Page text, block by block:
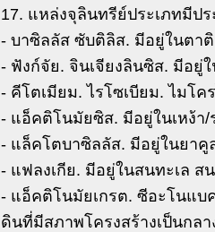
17. แหล่งจุลินทรีย์ประเภทมีป
- บาซิลลัส ซับติลิส. มีอยู่ในตา
- ฟังก์จัย. จินเจียงลินซิส. มีอยู่ใ
- คีโตเมียม. ไรโซเบียม. ไมโค
- แอ็คติโนมัยซิส. มีอยู่ในเหง้า
- แล็คโตบาซิลลัส. มีอยู่ในยาคู
- แฟลงเกีย. มีอยู่ในสนทะเล ส
- แอ็คติโนมัยเกรต. ซีอะโนแบ
ดินที่มีสภาพโครงสร้างเป็นกล